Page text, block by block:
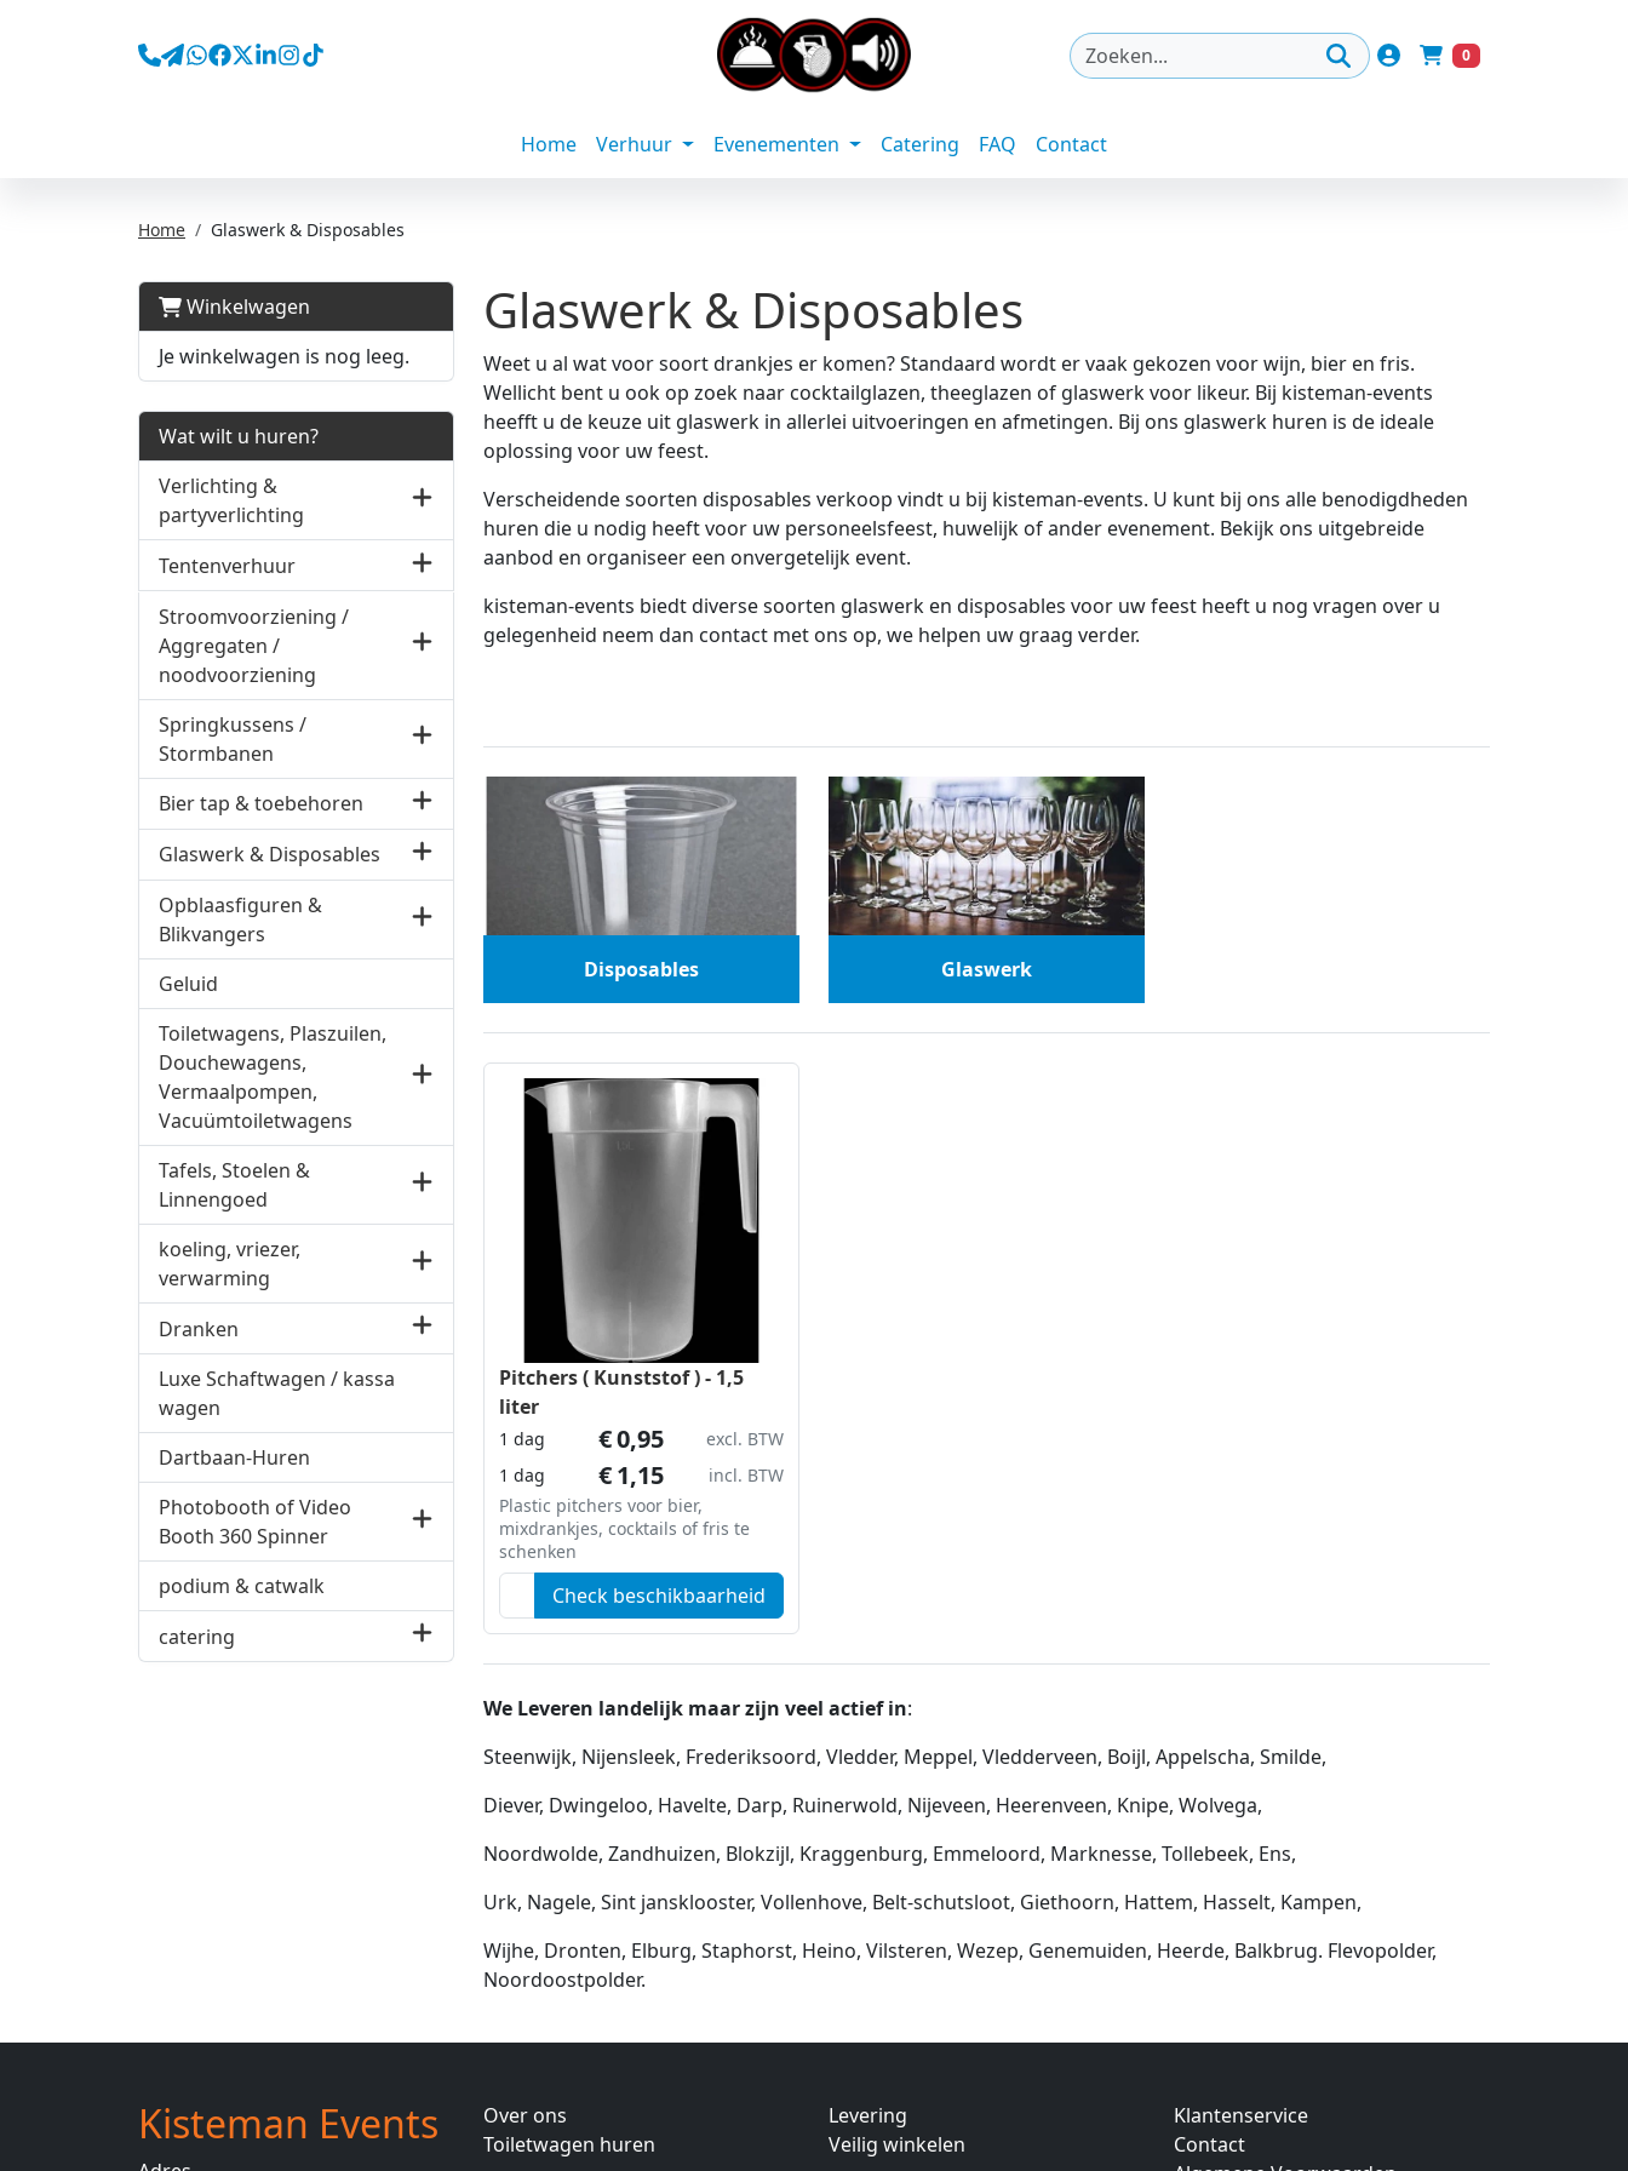
Account Winkelwagen
0
Home Verhuur Evenementen Catering FAQ Contact
Home Glaswerk & Disposables
Winkelwagen
Je winkelwagen is nog leeg.
Wat wilt u huren?
Verlichting &
partyverlichting
Tentenverhuur
Stroomvoorziening /
Aggregaten /
noodvoorziening
Springkussens /
Stormbanen
Bier tap & toebehoren
Glaswerk & Disposables
Opblaasfiguren &
Blikvangers
Geluid
Toiletwagens, Plaszuilen,
Douchewagens,
Vermaalpompen,
Vacuümtoiletwagens
Tafels, Stoelen &
Linnengoed
koeling, vriezer,
verwarming
Dranken
Luxe Schaftwagen / kassa
wagen
Dartbaan-Huren
Photobooth of Video
Booth 360 Spinner
podium & catwalk
catering
Glaswerk & Disposables
Weet u al wat voor soort drankjes er komen? Standaard wordt er vaak gekozen voor wijn, bier en fris.
Wellicht bent u ook op zoek naar cocktailglazen, theeglazen of glaswerk voor likeur. Bij kisteman-events
heefft u de keuze uit glaswerk in allerlei uitvoeringen en afmetingen. Bij ons glaswerk huren is de ideale
oplossing voor uw feest.
Verscheidende soorten disposables verkoop vindt u bij kisteman-events. U kunt bij ons alle benodigdheden
huren die u nodig heeft voor uw personeelsfeest, huwelijk of ander evenement. Bekijk ons uitgebreide
aanbod en organiseer een onvergetelijk event.
kisteman-events biedt diverse soorten glaswerk en disposables voor uw feest heeft u nog vragen over u
gelegenheid neem dan contact met ons op, we helpen uw graag verder.
Disposables Glaswerk
Pitchers ( Kunststof ) - 1,5
liter
1 dag €0,95
excl. BTW
1 dag
€1,15
incl. BTW
Plastic pitchers voor bier,
mixdrankjes, cocktails of fris te
schenken
Check beschikbaarheid
We Leveren landelijk maar zijn veel actief in:
Steenwijk, Nijensleek, Frederiksoord, Vledder, Meppel, Vledderveen, Boijl, Appelscha, Smilde,
Diever, Dwingeloo, Havelte, Darp, Ruinerwold, Nijeveen, Heerenveen, Knipe, Wolvega,
Noordwolde, Zandhuizen, Blokzijl, Kraggenburg, Emmeloord, Marknesse, Tollebeek, Ens,
Urk, Nagele, Sint jansklooster, Vollenhove, Belt-schutsloot, Giethoorn, Hattem, Hasselt, Kampen,
Wijhe, Dronten, Elburg, Staphorst, Heino, Vilsteren, Wezep, Genemuiden, Heerde, Balkbrug. Flevopolder,
Noordoostpolder.
Kisteman Events
Over ons
Toiletwagen huren
Levering
Veilig winkelen
Klantenservice
Contact